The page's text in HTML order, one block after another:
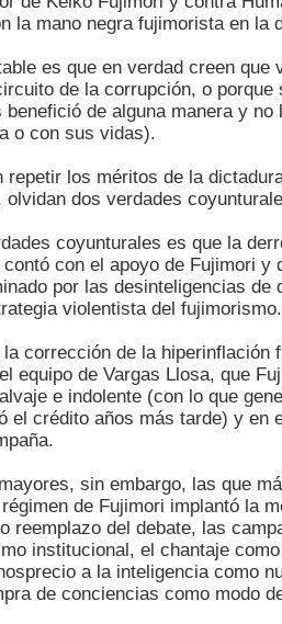
la mano negra fujimorista en la
es que en verdad creen
de la corrupción, o
benefició de alguna manera y
o con sus vidas).
repetir los méritos de la
olvidan dos verdades
coyunturales es que la
con el apoyo de Fujimori
por las desinteligencias
violentista del fujimorismo.
corrección de la
equipo de Vargas Llosa, que
e indolente (con lo que
el crédito años más tarde) y
sin embargo, las que
de Fujimori implantó la
reemplazo del debate, las
institucional, el chantaje
a la inteligencia como
de conciencias como modo